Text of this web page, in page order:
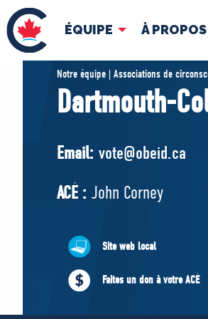
ÉQUIPE À PROPOS
ÉQUIPE
Pierre Poilievre
Cabinet fantôme
Exécutif national
Notre équipe | Associations de
Dartmouth-
Email: vote@obeid.ca
ACÉ : John Corney
Site web local
Faites un don à votre ACÉ